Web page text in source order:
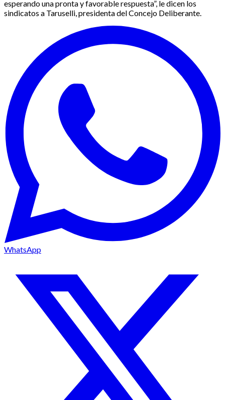
esperando una pronta y favorable respuesta”, le dicen los
sindicatos a Taruselli, presidenta del Concejo Deliberante.
WhatsApp